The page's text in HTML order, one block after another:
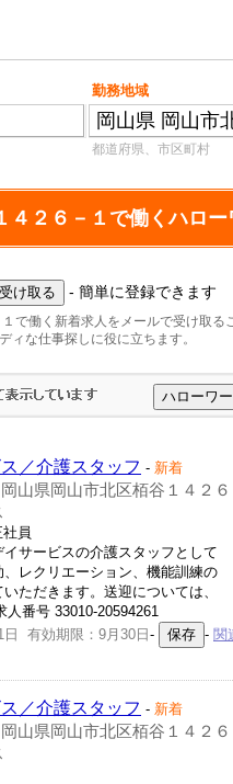
勤務地域
都道府県、市区町村
４２６－１で働くハロー
- 簡単に登録できます
で働く新着求人をメールで受け取る
ィな仕事探しに役に立ちます。
／介護スタッフ - 新着
岡山県岡山市北区栢谷１４２６
員
サービスの介護スタッフとして
レクリエーション、機能訓練の
ただきます。送迎については、
番号 33010-20594261
日 有効期限：9月30日 - - 関
／介護スタッフ - 新着
岡山県岡山市北区栢谷１４２６